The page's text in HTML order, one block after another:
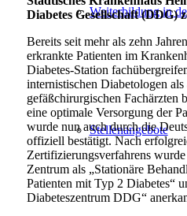
Weiterbildung in
Stellenangebote
Diabetes Gesellschaft (DDG)
Bereits seit mehr als zehn
erkrankte Patienten im
Diabetes-Station
internistischen Diabetologen
gefäßchirurgischen Fachärzten
eine optimale Versorgung der
wurde nun auch durch die
offiziell bestätigt. Nach
Zertifizierungsverfahrens
Zentrum als „Stationäre
Patienten mit Typ 2 Diabetes“
Diabeteszentrum DDG“